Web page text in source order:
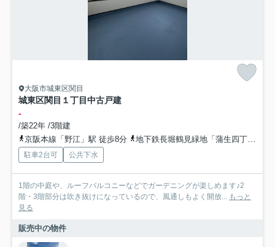
大阪市城東区関目
城東区関目１丁目中古戸建
-
/築22年 /3階建
京阪本線「野江」駅 徒歩8分
地下鉄長堀鶴見緑地「蒲生四丁目」駅 徒歩8分
駐車2台可 公共下水
1階の中庭や、ルーフバルコニーなどでガーデニングが楽しめます♪2
階・3階部分は吹き抜けになっているので、風通しもよく開放... もっと
見る
販売中の物件